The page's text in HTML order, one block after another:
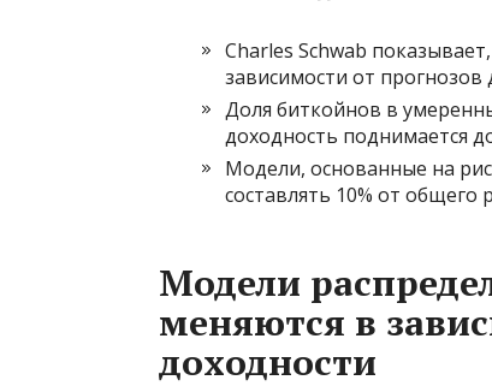
Charles Schwab
зависимости от прогнозов
Доля биткойнов в
доходность поднимается
Модели, основанные на
составлять 10% от общего
Модели
меняются в
доходности